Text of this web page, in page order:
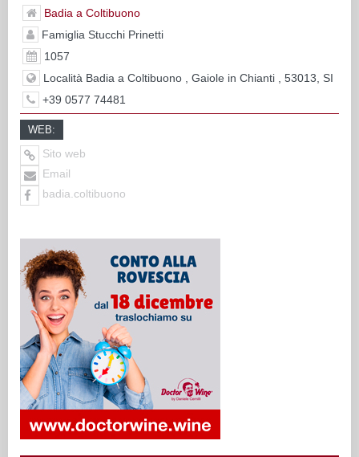
Badia a Coltibuono
Famiglia Stucchi Prinetti
1057
Località Badia a Coltibuono , Gaiole in Chianti , 53013, SI
+39 0577 74481
WEB:
Sito web
Email
badia.coltibuono